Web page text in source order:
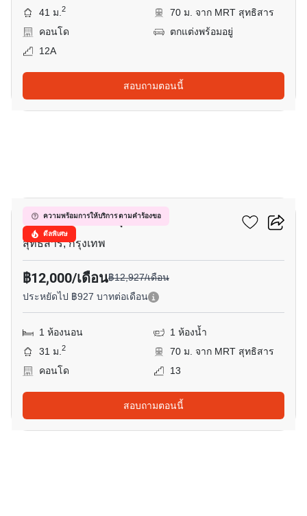
41 ม.2
70 ม. จาก MRT สุทธิสาร
คอนโด
ตกแต่งพร้อมอยู่
12A
สอบถามตอนนี้
ความพร้อมการให้บริการ ตามคำร้องขอ
ดีลพิเศษ
เซ็นทริค รัชดา-สุทธิสาร
สุทธิสาร, กรุงเทพ
฿12,000/เดือน฿12,927/เดือน
ประหยัดไป ฿927 บาทต่อเดือน
1 ห้องนอน
1 ห้องน้ำ
31 ม.2
70 ม. จาก MRT สุทธิสาร
คอนโด
13
สอบถามตอนนี้